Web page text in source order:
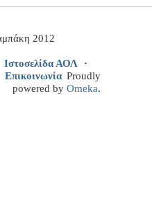
2012
Ιστοσελίδα ΑΟΛ
Επικοινωνία Proudly
powered by Omeka.